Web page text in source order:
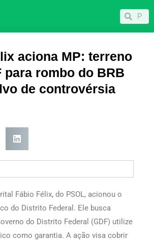
Pesquisar
aciona MP: terreno
para rombo do BRB
de controvérsia
Fábio Félix, do PSOL, acionou o
do Distrito Federal. Ele busca
do Distrito Federal (GDF) utilize
como garantia. A ação visa cobrir